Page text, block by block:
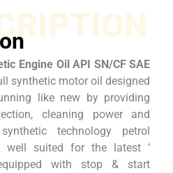
Engine Oil API SN/CF SAE
synthetic motor oil designed
like new by providing
cleaning power and
technology petrol
well suited for the latest ‘
with stop & start